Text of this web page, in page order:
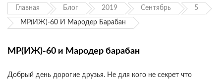
Главная Блог 2019 Сентябрь 5
МР(ИЖ)-60 И Мародер Барабан
МР(ИЖ)-60 и Мародер барабан
Добрый день дорогие друзья. Не для кого не секрет что